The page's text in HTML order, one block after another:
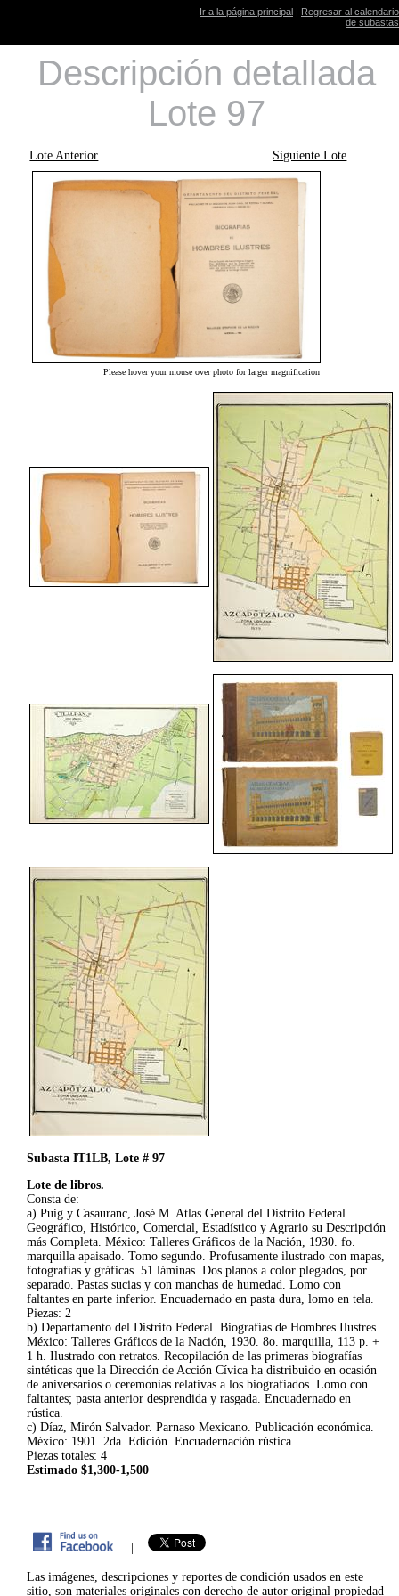
Ir a la página principal | Regresar al calendario
de subastas
Descripción detallada
Lote 97
Lote Anterior Siguiente Lote
Please hover your mouse over photo for larger magnification
Subasta IT1LB, Lote # 97
Lote de libros.
Consta de:
a) Puig y Casauranc, José M. Atlas General del Distrito Federal.
Geográfico, Histórico, Comercial, Estadístico y Agrario su Descripción
más Completa. México: Talleres Gráficos de la Nación, 1930. fo.
marquilla apaisado. Tomo segundo. Profusamente ilustrado con mapas,
fotografías y gráficas. 51 láminas. Dos planos a color plegados, por
separado. Pastas sucias y con manchas de humedad. Lomo con
faltantes en parte inferior. Encuadernado en pasta dura, lomo en tela.
Piezas: 2
b) Departamento del Distrito Federal. Biografías de Hombres Ilustres.
México: Talleres Gráficos de la Nación, 1930. 8o. marquilla, 113 p. +
1 h. Ilustrado con retratos. Recopilación de las primeras biografías
sintéticas que la Dirección de Acción Cívica ha distribuido en ocasión
de aniversarios o ceremonias relativas a los biografiados. Lomo con
faltantes; pasta anterior desprendida y rasgada. Encuadernado en
rústica.
c) Díaz, Mirón Salvador. Parnaso Mexicano. Publicación económica.
México: 1901. 2da. Edición. Encuadernación rústica.
Piezas totales: 4
Estimado $1,300-1,500
|
Las imágenes, descripciones y reportes de condición usados en este
sitio, son materiales originales con derecho de autor original propiedad